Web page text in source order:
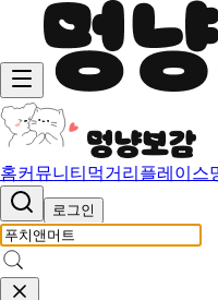
홈커뮤니티 먹거리 플레이스
로그인